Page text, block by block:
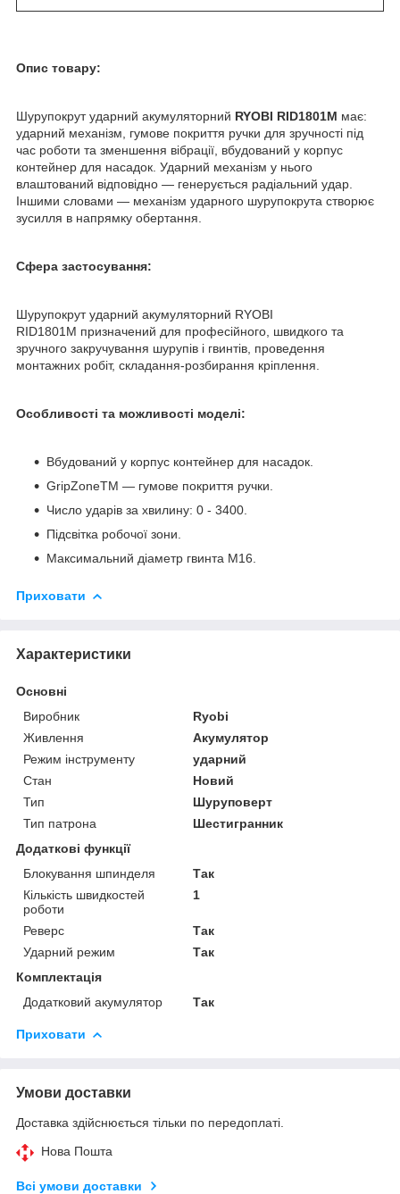
Опис товару:
Шурупокрут ударний акумуляторний RYOBI RID1801M має:
ударний механізм, гумове покриття ручки для зручності під
час роботи та зменшення вібрації, вбудований у корпус
контейнер для насадок. Ударний механізм у нього
влаштований відповідно — генерується радіальний удар.
Іншими словами — механізм ударного шурупокрута створює
зусилля в напрямку обертання.
Сфера застосування:
Шурупокрут ударний акумуляторний RYOBI
RID1801M призначений для професійного, швидкого та
зручного закручування шурупів і гвинтів, проведення
монтажних робіт, складання-розбирання кріплення.
Особливості та можливості моделі:
Вбудований у корпус контейнер для насадок.
GripZoneTM — гумове покриття ручки.
Число ударів за хвилину: 0 - 3400.
Підсвітка робочої зони.
Максимальний діаметр гвинта M16.
Приховати
Характеристики
Основні
Виробник
Ryobi
Живлення
Акумулятор
Режим інструменту
ударний
Стан
Новий
Тип
Шуруповерт
Тип патрона
Шестигранник
Додаткові функції
Блокування шпинделя
Так
Кількість швидкостей
роботи
1
Реверс
Так
Ударний режим
Так
Комплектація
Додатковий акумулятор
Так
Приховати
Умови доставки
Доставка здійснюється тільки по передоплаті.
Нова Пошта
Всі умови доставки